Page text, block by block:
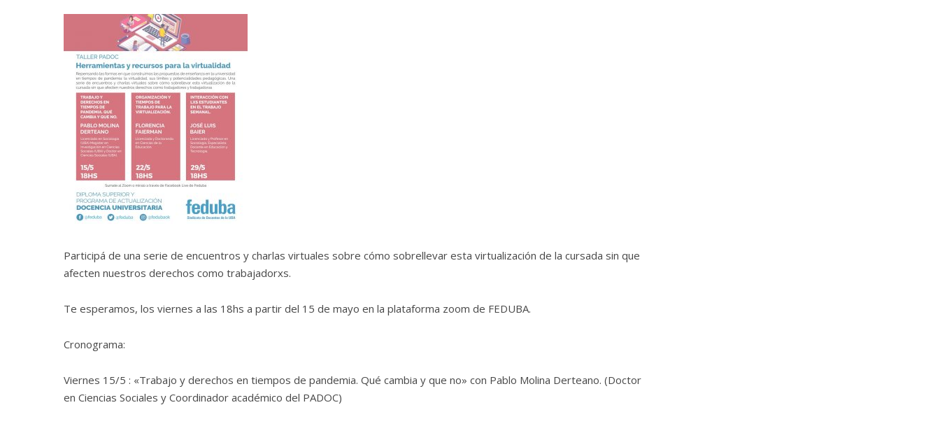
Participá de una serie de encuentros y charlas virtuales sobre cómo sobrellevar esta virtualización de la cursada sin que
afecten nuestros derechos como trabajadorxs.
Te esperamos, los viernes a las 18hs a partir del 15 de mayo en la plataforma zoom de FEDUBA.
Cronograma:
Viernes 15/5 : «Trabajo y derechos en tiempos de pandemia. Qué cambia y que no» con Pablo Molina Derteano. (Doctor
en Ciencias Sociales y Coordinador académico del PADOC)